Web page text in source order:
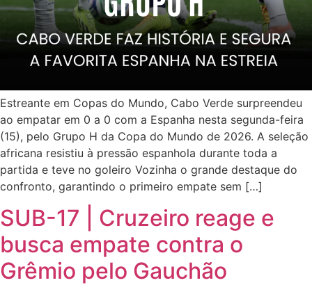
Estreante em Copas do Mundo, Cabo Verde surpreendeu
ao empatar em 0 a 0 com a Espanha nesta segunda-feira
(15), pelo Grupo H da Copa do Mundo de 2026. A seleção
africana resistiu à pressão espanhola durante toda a
partida e teve no goleiro Vozinha o grande destaque do
confronto, garantindo o primeiro empate sem […]
SUB-17 | Cruzeiro reage e
busca empate contra o
Grêmio pelo Gauchão